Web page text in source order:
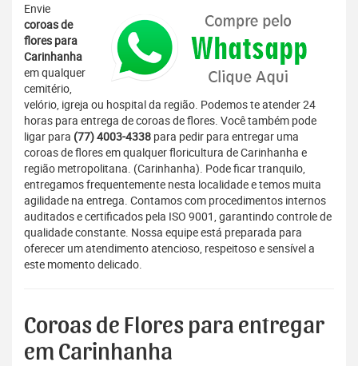
Envie
coroas de
flores para
Carinhanha
em qualquer
cemitério,
velório, igreja ou hospital da região. Podemos te atender 24
horas para entrega de coroas de flores. Você também pode
ligar para (77) 4003-4338 para pedir para entregar uma
coroas de flores em qualquer floricultura de Carinhanha e
região metropolitana. (Carinhanha). Pode ficar tranquilo,
entregamos frequentemente nesta localidade e temos muita
agilidade na entrega. Contamos com procedimentos internos
auditados e certificados pela ISO 9001, garantindo controle de
qualidade constante. Nossa equipe está preparada para
oferecer um atendimento atencioso, respeitoso e sensível a
este momento delicado.
Coroas de Flores para entregar
em Carinhanha